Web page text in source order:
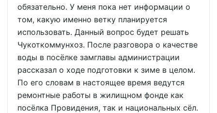
обязательно. У меня пока нет информации о
том, какую именно ветку планируется
использовать. Данный вопрос будет решать
Чукоткоммунхоз. После разговора о качестве
воды в посёлке замглавы администрации
рассказал о ходе подготовки к зиме в целом.
По его словам в настоящее время ведутся
ремонтные работы в жилищном фонде как
посёлка Провидения, так и национальных сёл.